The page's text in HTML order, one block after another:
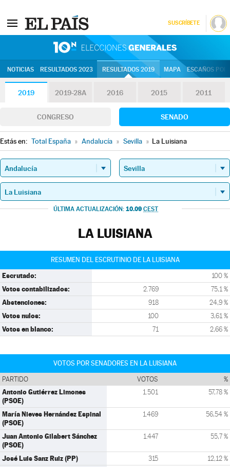
SUSCRÍBETE
NOTICIAS RESULTADOS 2023 RESULTADOS 2019 MAPA ESCAÑOS
2019 2019-28A 2016 2015 2011
CONGRESO SENADO
Estás en: Total España » Andalucía » Sevilla » La Luisiana
ÚLTIMA ACTUALIZACIÓN: 10.09 CEST
LA LUISIANA
RESUMEN DEL ESCRUTINIO DE LA LUISIANA
Escrutado: 100 %
Votos contabilizados: 2.769 75,1 %
Abstenciones: 918 24,9 %
Votos nulos: 100 3,61 %
Votos en blanco: 71 2,66 %
VOTOS POR SENADORES EN LA LUISIANA
PARTIDO VOTOS %
Antonio Gutiérrez Limones
(PSOE)
1.501 57,78 %
María Nieves Hernández Espinal
(PSOE)
1.469 56,54 %
Juan Antonio Gilabert Sánchez
(PSOE)
1.447 55,7 %
José Luis Sanz Ruiz (PP) 315 12,12 %